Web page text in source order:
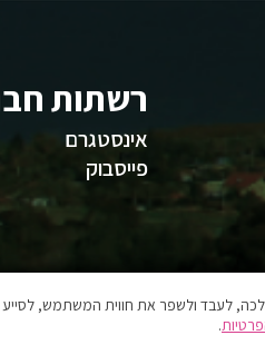
רשתות
אינסטגרם
פייסבוק
לעבד ולשפר את חווית המשתמש,
.